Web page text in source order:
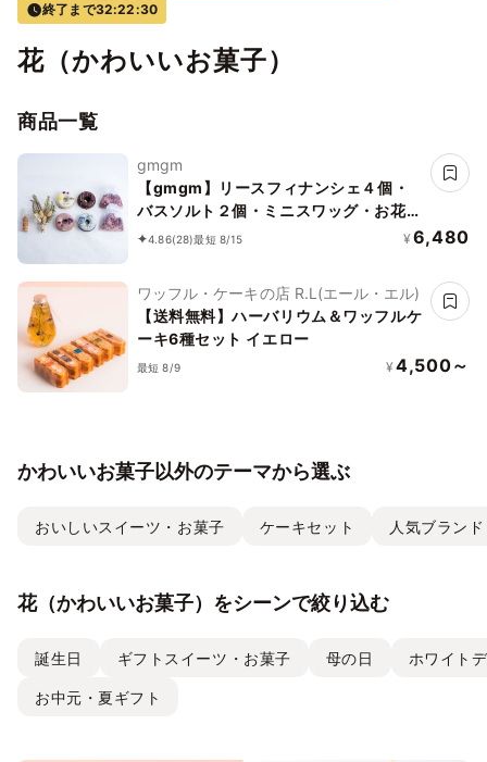
終了まで32:22:30
花（かわいいお菓子）
商品一覧
gmgm
【gmgm】リースフィナンシェ４個・
バスソルト２個・ミニスワッグ・お花の
コルクマグネットのセット
4.86(28)最短 8/15 ¥ 6,480
ワッフル・ケーキの店 R.L(エール・エル)
【送料無料】ハーバリウム＆ワッフルケ
ーキ6種セット イエロー
最短 8/9 ¥ 4,500～
かわいいお菓子以外のテーマから選ぶ
おいしいスイーツ・お菓子 ケーキセット 人気ブランド
花（かわいいお菓子）をシーンで絞り込む
誕生日 ギフトスイーツ・お菓子 母の日 ホワイト
お中元・夏ギフト